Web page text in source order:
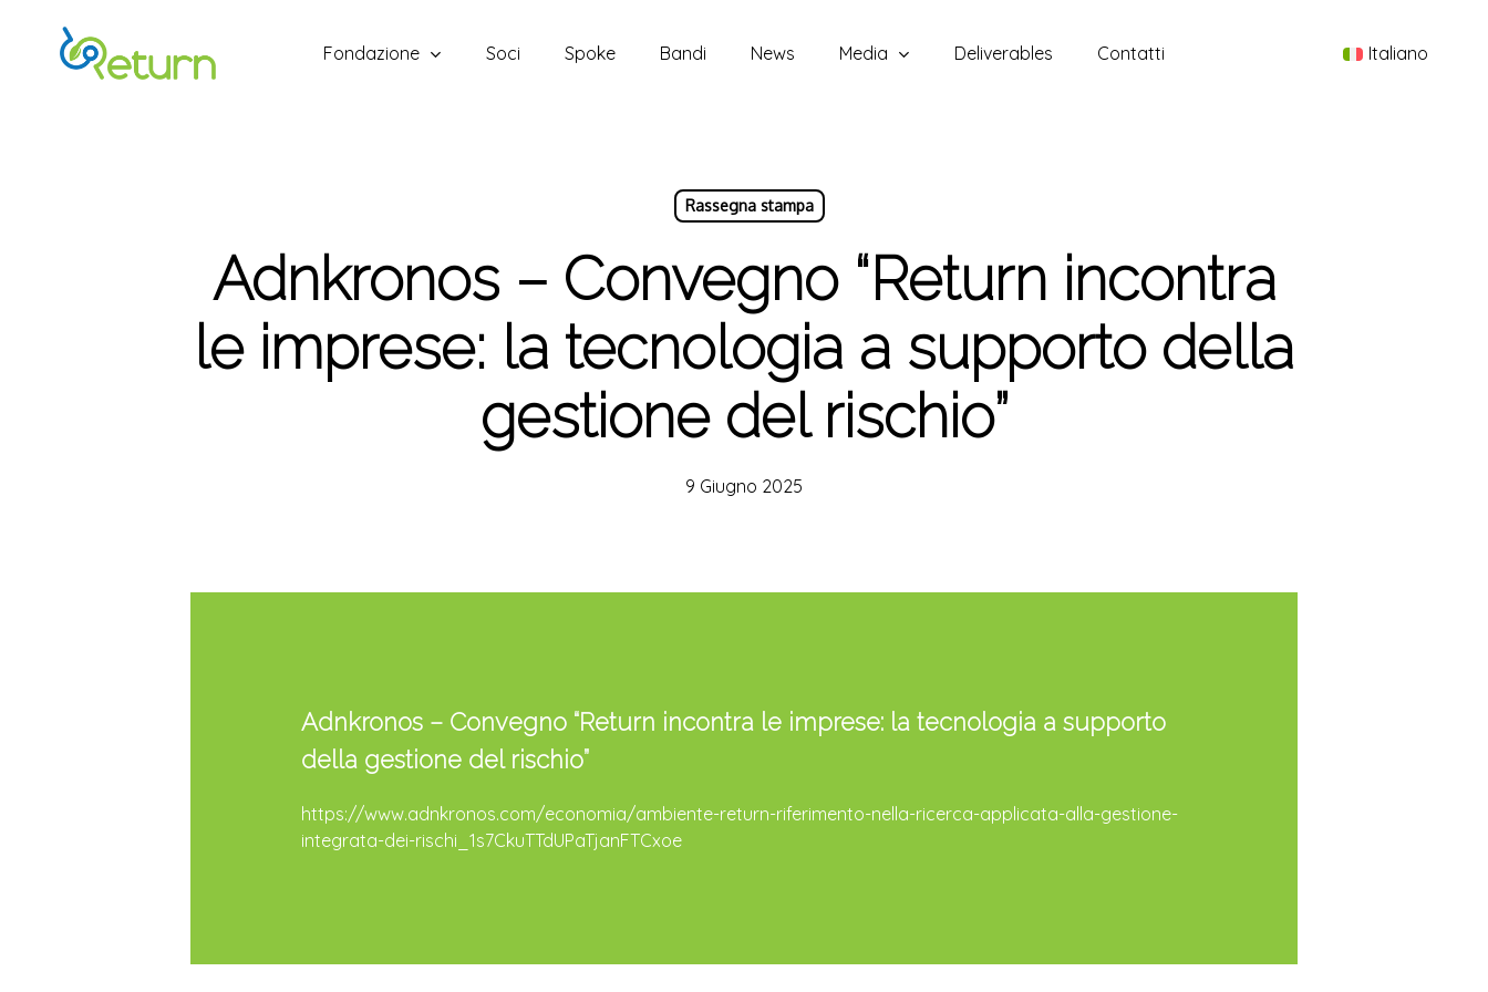
Fondazione Soci Spoke Bandi News Media Deliverables Contatti Italiano
Rassegna stampa
Adnkronos – Convegno “Return incontra
le imprese: la tecnologia a supporto della
gestione del rischio”
9 Giugno 2025
Adnkronos – Convegno “Return incontra le imprese: la tecnologia a supporto
della gestione del rischio”
https://www.adnkronos.com/economia/ambiente-return-riferimento-nella-ricerca-applicata-alla-gestione-
integrata-dei-rischi_1s7CkuTTdUPaTjanFTCxoe